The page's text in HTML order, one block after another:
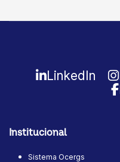
LinkedIn
Institucional
Sistema Ocergs